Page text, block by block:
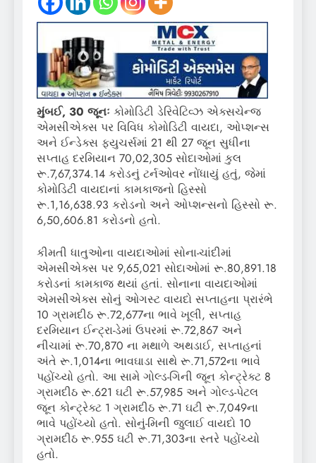
મુંબઈ, 30 જૂનઃ કોમોડિટી ડેરિવેટિવ્ઝ એક્સચેન્જ
એમસીએક્સ પર વિવિધ કોમોડિટી વાયદા, ઓપ્શન્સ
અને ઈન્ડેક્સ ફ્યુચર્સમાં 21 થી 27 જૂન સુધીના
સપ્તાહ દરમિયાન 70,02,305 સોદાઓમાં કુલ
રૂ.7,67,374.14 કરોડનું ટર્નઓવર નોંધાયું હતું, જેમાં
કોમોડિટી વાયદાનાં કામકાજનો હિસ્સો
રૂ.1,16,638.93 કરોડનો અને ઓપ્શન્સનો હિસ્સો રૂ.
6,50,606.81 કરોડનો હતો.
કીમતી ધાતુઓના વાયદાઓમાં સોના-ચાંદીમાં
એમસીએક્સ પર 9,65,021 સોદાઓમાં રૂ.80,891.18
કરોડનાં કામકાજ થયાં હતાં. સોનાના વાયદાઓમાં
એમસીએક્સ સોનું ઓગસ્ટ વાયદો સપ્તાહના પ્રારંભે
10 ગ્રામદીઠ રૂ.72,677ના ભાવે ખૂલી, સપ્તાહ
દરમિયાન ઈન્ટ્રા-ડેમાં ઉપરમાં રૂ.72,867 અને
નીચામાં રૂ.70,870 ના મથાળે અથડાઈ, સપ્તાહનાં
અંતે રૂ.1,014ના ભાવઘાડા સાથે રૂ.71,572ના ભાવે
પહોંચ્યો હતો. આ સામે ગોલ્ડ-ગિની જૂન કોન્ટ્રેક્ટ 8
ગ્રામદીઠ રૂ.621 ઘટી રૂ.57,985 અને ગોલ્ડ-પેટલ
જૂન કોન્ટ્રેક્ટ 1 ગ્રામદીઠ રૂ.71 ઘટી રૂ.7,049ના
ભાવે પહોંચ્યો હતો. સોનું-મિની જુલાઈ વાયદો 10
ગ્રામદીઠ રૂ.955 ઘટી રૂ.71,303ના સ્તરે પહોંચ્યો
હતો.